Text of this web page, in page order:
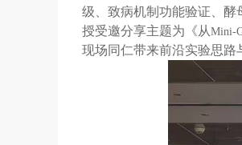
级、致病机制功能验证、酵
授受邀分享主题为《从Mini-
现场同仁带来前沿实验思路